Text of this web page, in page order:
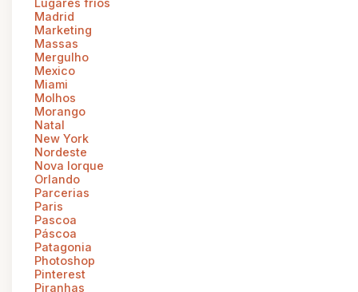
Lugares frios
Madrid
Marketing
Massas
Mergulho
Mexico
Miami
Molhos
Morango
Natal
New York
Nordeste
Nova Iorque
Orlando
Parcerias
Paris
Pascoa
Páscoa
Patagonia
Photoshop
Pinterest
Piranhas